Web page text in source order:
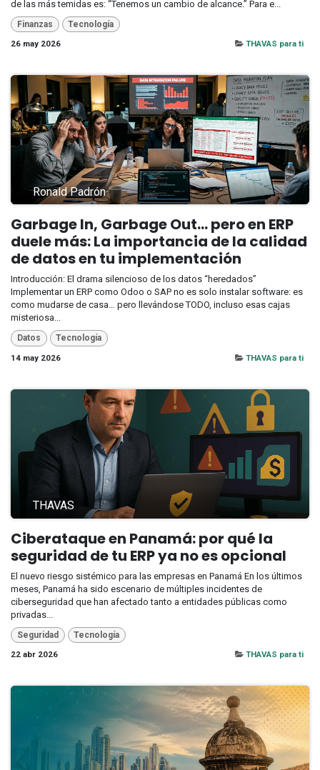
de las más temidas es: “Tenemos un cambio de alcance.” Para e...
Finanzas
Tecnología
26 may 2026
THAVAS para ti
Ronald Padrón
Garbage In, Garbage Out… pero en ERP
duele más: La importancia de la calidad
de datos en tu implementación
Introducción: El drama silencioso de los datos “heredados”
Implementar un ERP como Odoo o SAP no es solo instalar software: es
como mudarse de casa… pero llevándose TODO, incluso esas cajas
misteriosa...
Datos
Tecnología
14 may 2026
THAVAS para ti
THAVAS
Ciberataque en Panamá: por qué la
seguridad de tu ERP ya no es opcional
El nuevo riesgo sistémico para las empresas en Panamá En los últimos
meses, Panamá ha sido escenario de múltiples incidentes de
ciberseguridad que han afectado tanto a entidades públicas como
privadas...
Seguridad
Tecnología
22 abr 2026
THAVAS para ti